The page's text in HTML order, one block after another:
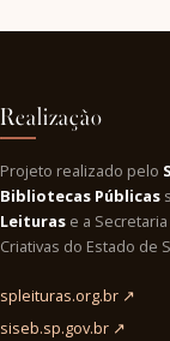
Realização
Projeto realizado pelo
Bibliotecas Públicas
Leituras e a
Criativas do Estado de
spleituras.org.br ↗
siseb.sp.gov.br ↗